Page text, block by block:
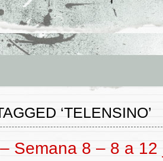
‘TELENSINO’
Semana 8 – 8 a 12